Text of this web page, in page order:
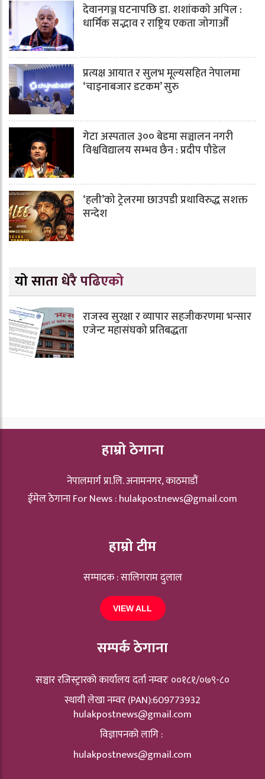
देवानगञ्ज घटनापछि डा. शशांककाे अपिल :
धार्मिक सद्भाव र राष्ट्रिय एकता जोगाऔँ
प्रत्यक्ष आयात र सुलभ मूल्यसहित नेपालमा
‘चाइनाबजार डटकम’ सुरु
गेटा अस्पताल ३०० बेडमा सञ्चालन नगरी
विश्वविद्यालय सम्भव छैन : प्रदीप पौडेल
‘हली’को ट्रेलरमा छाउपडी प्रथाविरुद्ध सशक्त
सन्देश
यो साता धेरै पढिएको
राजस्व सुरक्षा र व्यापार सहजीकरणमा भन्सार
एजेन्ट महासंघको प्रतिबद्धता
हाम्रो ठेगाना
नेपालमार्ग प्रा.लि. अनामनगर, काठमाडौं
ईमेल ठेगाना For News :hulakpostnews@gmail.com
हाम्रो टीम
सम्पादक : सालिगराम दुलाल
VIEW ALL
सम्पर्क ठेगाना
सञ्चार रजिस्ट्रारकाे कार्यालय दर्ता नम्वरः ००१८१/०७९-८०
स्थायी लेखा नम्वर (PAN):609773932
hulakpostnews@gmail.com
विज्ञापनको लागि :
hulakpostnews@gmail.com